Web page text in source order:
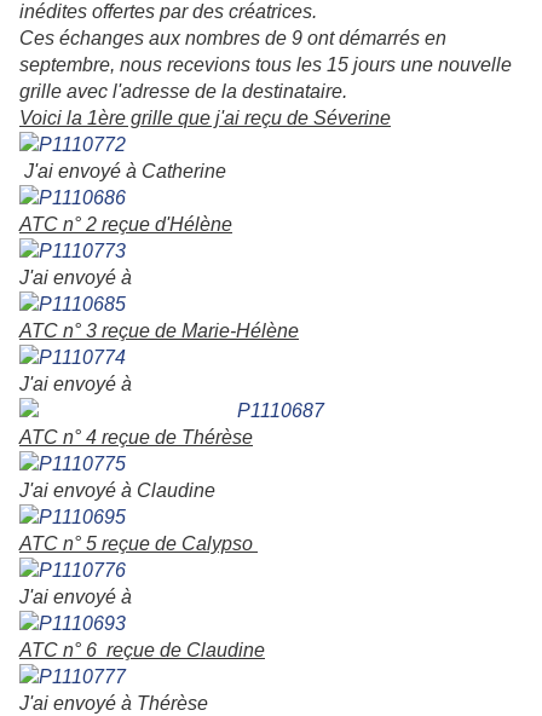
inédites offertes par des créatrices.
Ces échanges aux nombres de 9 ont démarrés en
septembre, nous recevions tous les 15 jours une nouvelle
grille avec l'adresse de la destinataire.
Voici la 1ère grille que j'ai reçu de Séverine
J'ai envoyé à Catherine
ATC n° 2 reçue d'Hélène
J'ai envoyé à
ATC n° 3 reçue de Marie-Hélène
J'ai envoyé à
ATC n° 4 reçue de Thérèse
J'ai envoyé à Claudine
ATC n° 5 reçue de Calypso
J'ai envoyé à
ATC n° 6 reçue de Claudine
J'ai envoyé à Thérèse